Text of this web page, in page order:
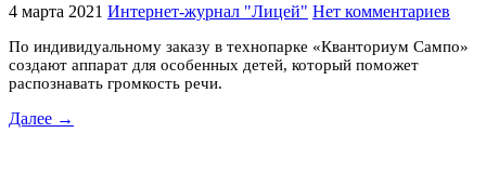
4 марта 2021 Интернет-журнал "Лицей" Нет комментариев
По индивидуальному заказу в технопарке «Кванториум Сампо»
создают аппарат для особенных детей, который поможет
распознавать громкость речи.
Далее →